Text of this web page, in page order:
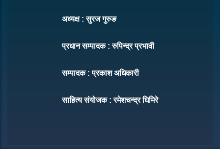
अध्यक्ष : सुरज गुरुङ
प्रधान सम्पादक : रुपिन्द्र प्रभावी
सम्पादक : प्रकाश अधिकारी
साहित्य संयोजक : रमेशचन्द्र घिमिरे